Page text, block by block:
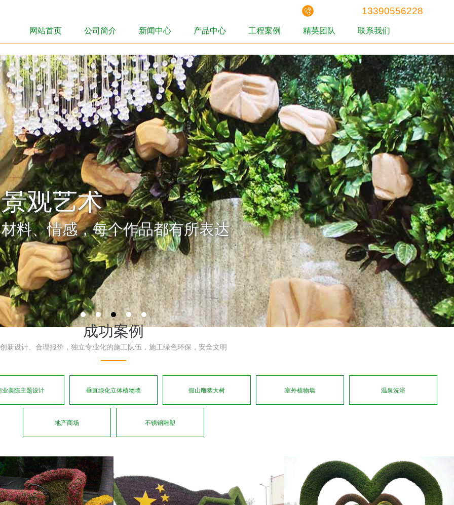
13390556228
网站首页
网站首页
公司简介
公司简介
新闻中心
新闻中心
产品中心
产品中心
工程案例
工程案例
精英团队
精英团队
联系我们
联系我们
成功案例
创新设计、合理报价，独立专业化的施工队伍，施工绿色环保，安全文明
业美陈主题设计 垂直绿化立体植物墙 假山雕塑大树 室外植物墙 温泉洗浴
地产商场 不锈钢雕塑